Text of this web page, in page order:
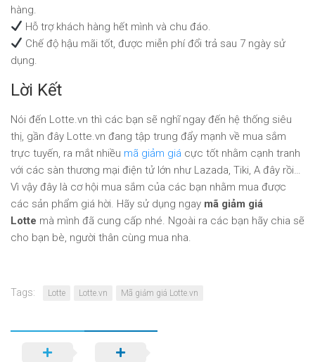
hàng.
Hỗ trợ khách hàng hết mình và chu đáo.
Chế độ hậu mãi tốt, được miễn phí đổi trả sau 7 ngày sử
dụng.
Lời Kết
Nói đến Lotte.vn thì các bạn sẽ nghĩ ngay đến hệ thống siêu
thị, gần đây Lotte.vn đang tập trung đẩy mạnh về mua sắm
trực tuyến, ra mắt nhiều mã giảm giá cực tốt nhằm cạnh tranh
với các sàn thương mại điện tử lớn như Lazada, Tiki, A đây rồi…
Vì vậy đây là cơ hội mua sắm của các bạn nhằm mua được
các sản phẩm giá hời. Hãy sử dụng ngay mã giảm giá
Lotte mà mình đã cung cấp nhé. Ngoài ra các bạn hãy chia sẽ
cho bạn bè, người thân cùng mua nha.
Tags: Lotte Lotte.vn Mã giảm giá Lotte.vn